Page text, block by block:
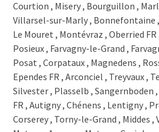
1694 Villargiroud
1694 Orsonnens
1694 Chavannes-sous-Orsonnens
1692 Massonnens
1691 Villarimboud
1690 Villaz-St-Pierre
1690 Lussy FR
1689 Le Châtelard-près-Romont
1688 Sommentier
1688 Lieffrens